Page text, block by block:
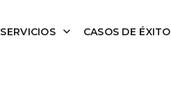
SERVICIOS CASOS DE ÉXITO